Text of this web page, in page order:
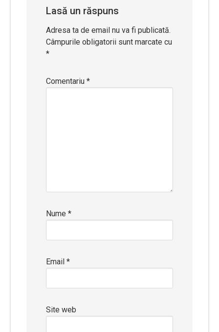
Lasă un răspuns
Adresa ta de email nu va fi publicată.
Câmpurile obligatorii sunt marcate cu
*
Comentariu*
Nume*
Email*
Site web